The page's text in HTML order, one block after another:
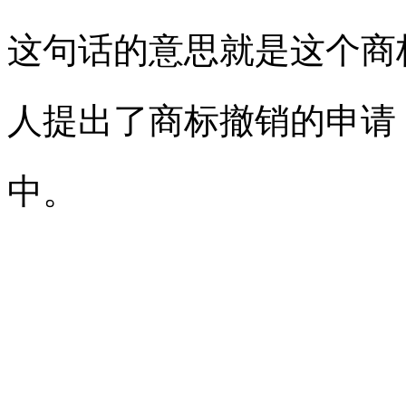
这句话的意思就是这个
人提出了商标撤销的申请
中。